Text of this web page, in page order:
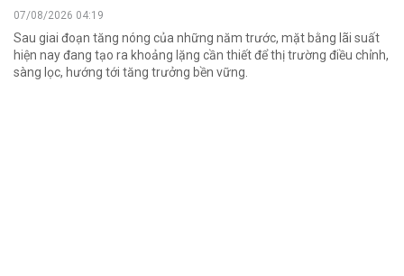
07/08/2026 04:19
Sau giai đoạn tăng nóng của những năm trước, mặt bằng lãi suất
hiện nay đang tạo ra khoảng lặng cần thiết để thị trường điều chỉnh,
sàng lọc, hướng tới tăng trưởng bền vững.